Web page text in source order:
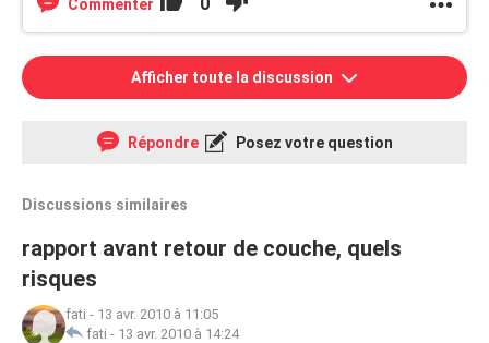
Commenter
Afficher toute la discussion
Répondre Posez votre question
Discussions similaires
rapport avant retour de couche, quels
risques
fati - 13 avr. 2010 à 11:05
fati - 13 avr. 2010 à 14:24